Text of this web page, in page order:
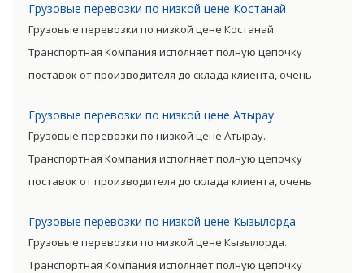
позволяют уменьшить транспортные затраты,
существенно снизив уровень итоговой цены товара.
Грузовые перевозки по низкой цене Костанай
Грузовые перевозки по низкой цене Костанай.
Транспортная Компания исполняет полную цепочку
поставок от производителя до склада клиента, очень
позволяют уменьшить транспортные затраты,
существенно снизив уровень итоговой цены товара.
Грузовые перевозки по низкой цене Атырау
Грузовые перевозки по низкой цене Атырау.
Транспортная Компания исполняет полную цепочку
поставок от производителя до склада клиента, очень
позволяют уменьшить транспортные затраты,
существенно снизив уровень итоговой цены товара.
Грузовые перевозки по низкой цене Кызылорда
Грузовые перевозки по низкой цене Кызылорда.
Транспортная Компания исполняет полную цепочку